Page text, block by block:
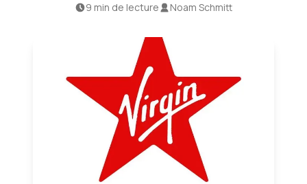
9 min de lecture
Noam Schmitt